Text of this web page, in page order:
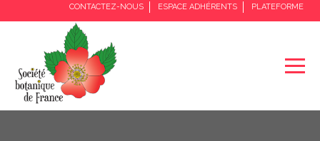
CONTACTEZ-NOUS ESPACE ADHÉRENTS PLATEFORME